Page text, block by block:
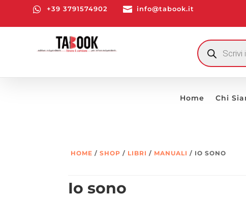
 +39 3791574902  info@tabook.it
RICERCA
PRODOTTI
Home Chi
HOME /SHOP / LIBRI / MANUALI / IO SONO
Io sono